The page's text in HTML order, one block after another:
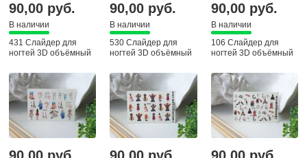
90,00 руб.
В наличии
431 Слайдер для
ногтей 3D объёмный
90,00 руб.
В наличии
530 Слайдер для
ногтей 3D объёмный
90,00 руб.
В наличии
106 Слайдер для
ногтей 3D объёмный